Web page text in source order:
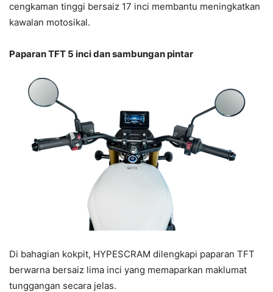
cengkaman tinggi bersaiz 17 inci membantu meningkatkan
kawalan motosikal.
Paparan TFT 5 inci dan sambungan pintar
Di bahagian kokpit, HYPESCRAM dilengkapi paparan TFT
berwarna bersaiz lima inci yang memaparkan maklumat
tunggangan secara jelas.